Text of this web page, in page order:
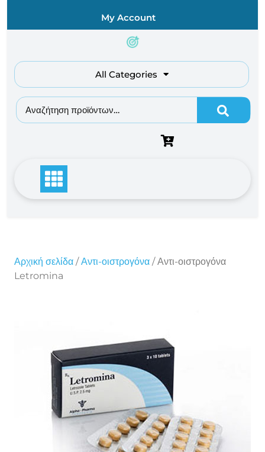
My Account
All Categories
Αναζήτηση για:
Αρχική σελίδα /Αντι-οιστρογόνα / Αντι-οιστρογόνα
Letromina